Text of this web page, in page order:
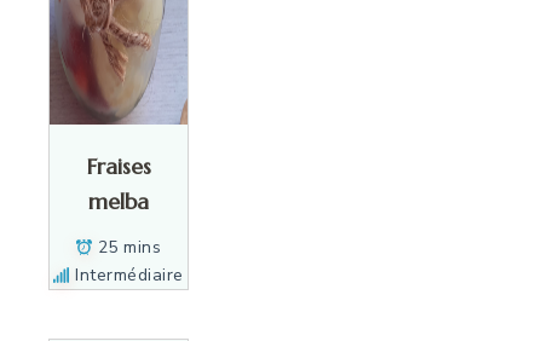
Fraises
melba
25 mins
Intermédiaire